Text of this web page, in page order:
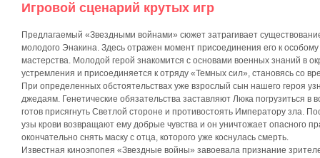
Игровой сценарий крутых игр
Предлагаемый «Звездными войнами» сюжет затрагивает
молодого Энакина. Здесь отражен момент присоединения его к
мастерства. Молодой герой знакомится с основами военных знаний в
устремления и присоединяется к отряду «Темных сил», становясь со
При определенных обстоятельствах уже взрослый сын нашего героя
джедаям. Генетические обязательства заставляют Люка погрузиться в
готов присягнуть Светлой стороне и противостоять Императору зла.
узы крови возвращают ему добрые чувства и он уничтожает опасного
окончательно снять маску с отца, которого уже коснулась смерть.
Известная киноэпопея «Звездные войны» завоевала признание